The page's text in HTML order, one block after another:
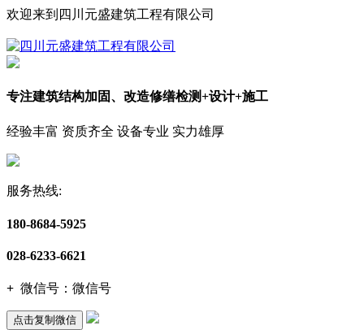
欢迎来到四川元盛建筑工程有限公司
专注建筑结构加固、改造修缮检测+设计+施工
经验丰富 资质齐全 设备专业 实力雄厚
服务热线:
180-8684-5925
028-6233-6621
+ 微信号： 微信号
点击复制微信